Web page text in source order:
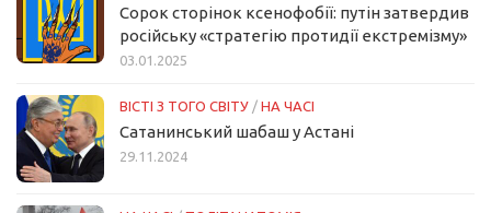
Сорок сторінок ксенофобії: путін затвердив
російську «стратегію протидії екстремізму»
03.01.2025
ВІСТІ З ТОГО СВІТУ / НА ЧАСІ
Сатанинський шабаш у Астані
29.11.2024